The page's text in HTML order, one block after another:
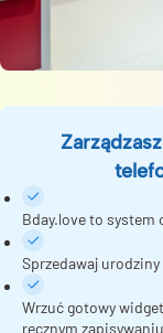
Bday.love to system
Sprzedawaj
Wrzuć gotowy
ręcznym